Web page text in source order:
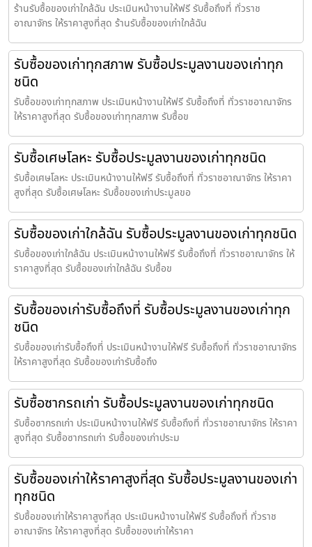
ร้านรับซื้อของเก่าใกล้ฉัน ประเมินหน้างานให้ฟรี รับซื้อถึงที่ ทั่วราช
อาณาจักร ให้ราคาสูงที่สุด ร้านรับซื้อของเก่าใกล้ฉัน
รับซื้อของเก่าทุกสภาพ รับซื้อประมูลงานของเก่าทุก
ชนิด
รับซื้อของเก่าทุกสภาพ ประเมินหน้างานให้ฟรี รับซื้อถึงที่ ทั่วราชอาณาจักร
ให้ราคาสูงที่สุด รับซื้อของเก่าทุกสภาพ รับซื้อข
รับซื้อเศษโลหะ รับซื้อประมูลงานของเก่าทุกชนิด
รับซื้อเศษโลหะ ประเมินหน้างานให้ฟรี รับซื้อถึงที่ ทั่วราชอาณาจักร ให้ราคา
สูงที่สุด รับซื้อเศษโลหะ รับซื้อของเก่าประมูลขอ
รับซื้อของเก่าใกล้ฉัน รับซื้อประมูลงานของเก่าทุกชนิด
รับซื้อของเก่าใกล้ฉัน ประเมินหน้างานให้ฟรี รับซื้อถึงที่ ทั่วราชอาณาจักร ให้
ราคาสูงที่สุด รับซื้อของเก่าใกล้ฉัน รับซื้อข
รับซื้อของเก่ารับซื้อถึงที่ รับซื้อประมูลงานของเก่าทุก
ชนิด
รับซื้อของเก่ารับซื้อถึงที่ ประเมินหน้างานให้ฟรี รับซื้อถึงที่ ทั่วราชอาณาจักร
ให้ราคาสูงที่สุด รับซื้อของเก่ารับซื้อถึง
รับซื้อซากรถเก่า รับซื้อประมูลงานของเก่าทุกชนิด
รับซื้อซากรถเก่า ประเมินหน้างานให้ฟรี รับซื้อถึงที่ ทั่วราชอาณาจักร ให้ราคา
สูงที่สุด รับซื้อซากรถเก่า รับซื้อของเก่าประม
รับซื้อของเก่าให้ราคาสูงที่สุด รับซื้อประมูลงานของเก่า
ทุกชนิด
รับซื้อของเก่าให้ราคาสูงที่สุด ประเมินหน้างานให้ฟรี รับซื้อถึงที่ ทั่วราช
อาณาจักร ให้ราคาสูงที่สุด รับซื้อของเก่าให้ราคา